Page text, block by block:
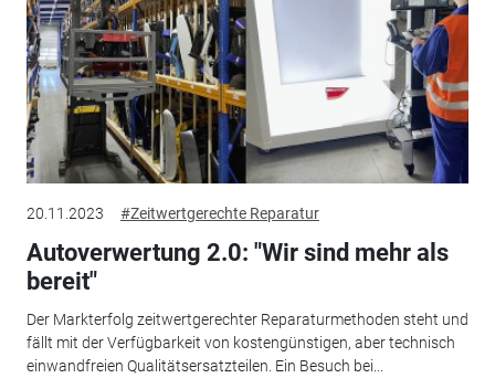
20.11.2023 #Zeitwertgerechte Reparatur
Autoverwertung 2.0: "Wir sind mehr als
bereit"
Der Markterfolg zeitwertgerechter Rep­araturmethoden steht und
fällt mit der Verfügbarkeit von kostengünstigen, aber technisch
einwandfreien Qualitätsersatzteilen. Ein Besuch bei...